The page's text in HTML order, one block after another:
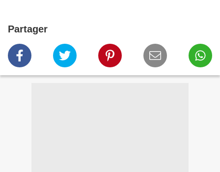
Partager